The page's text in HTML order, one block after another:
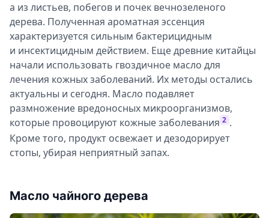
а из листьев, побегов и почек вечнозеленого
дерева. Полученная ароматная эссенция
характеризуется сильным бактерицидным
и инсектицидным действием. Еще древние китайцы
начали использовать гвоздичное масло для
лечения кожных заболеваний. Их методы остались
актуальны и сегодня. Масло подавляет
размножение вредоносных микроорганизмов,
которые провоцируют кожные заболевания 2 .
Кроме того, продукт освежает и дезодорирует
стопы, убирая неприятный запах.
Масло чайного дерева